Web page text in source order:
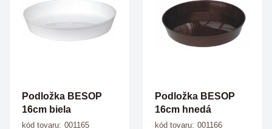
Podložka BESOP
16cm biela
kód tovaru: 001165
Podložka BESOP
16cm hnedá
kód tovaru: 001166